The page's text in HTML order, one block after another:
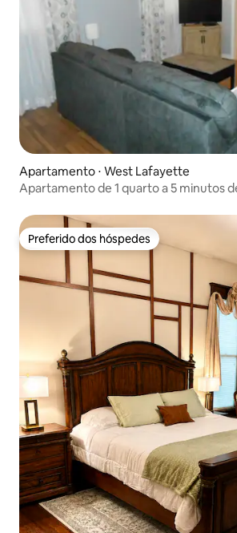
Apartamento ⋅ West Lafayette
Apartamento de 1 quarto a 5 minutos
Preferido dos hóspedes
Preferido dos hóspedes